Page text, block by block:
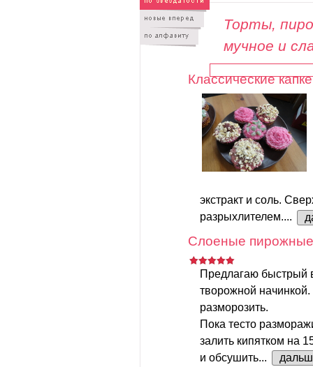
Торты,
мучное и
Классические
экстракт и соль.
разрыхлителем....
Слоеные
Предлагаю быстрый
творожной
разморозить.
Пока тесто
залить кипятком на
и обсушить...